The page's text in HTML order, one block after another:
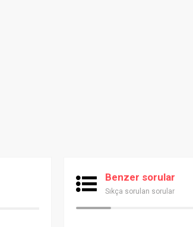
Benzer sorular
Sıkça sorulan sorular